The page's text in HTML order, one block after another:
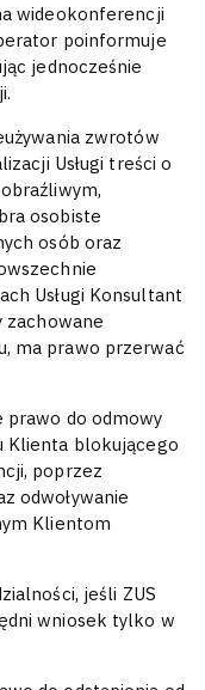
wideokonferencji
poinformuje
jednocześnie
zwrotów
Usługi treści o
osobiste
osób oraz
Usługi Konsultant
zachowane
ma prawo przerwać
prawo do odmowy
Klienta blokującego
poprzez
odwoływanie
Klientom
jeśli ZUS
wniosek tylko w